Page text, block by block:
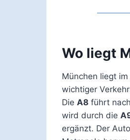
Wo liegt
München liegt
wichtiger
Die A8 führt
wird durch die
ergänzt. Der